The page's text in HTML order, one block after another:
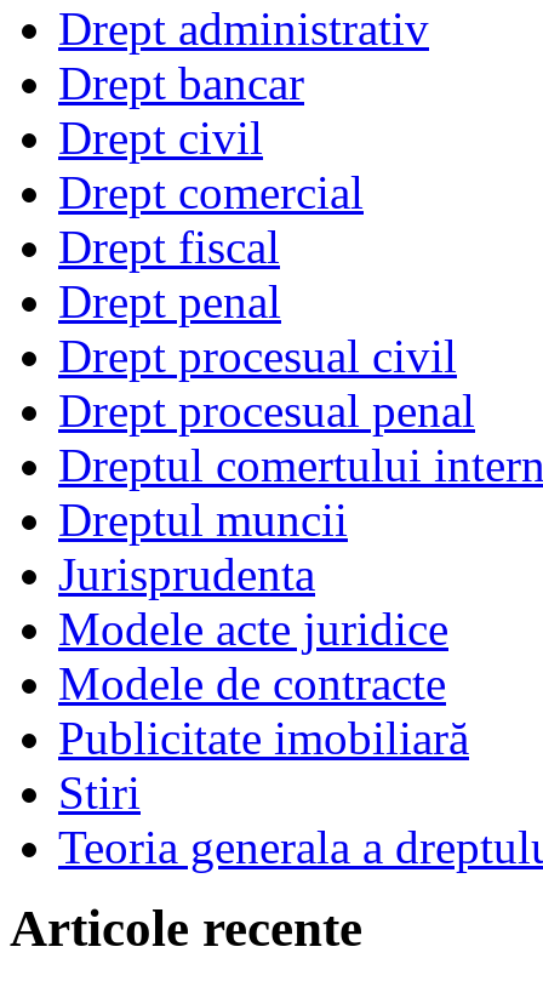
Drept administrativ
Drept bancar
Drept civil
Drept comercial
Drept fiscal
Drept penal
Drept procesual civil
Drept procesual penal
Dreptul comertului
Dreptul muncii
Jurisprudenta
Modele acte juridice
Modele de contracte
Publicitate imobiliară
Stiri
Teoria generala a
Articole recente